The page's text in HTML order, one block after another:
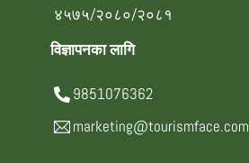
४५७५/२०८०/२०८१
विज्ञापनका लागि
9851076362
marketing@tourismface.com